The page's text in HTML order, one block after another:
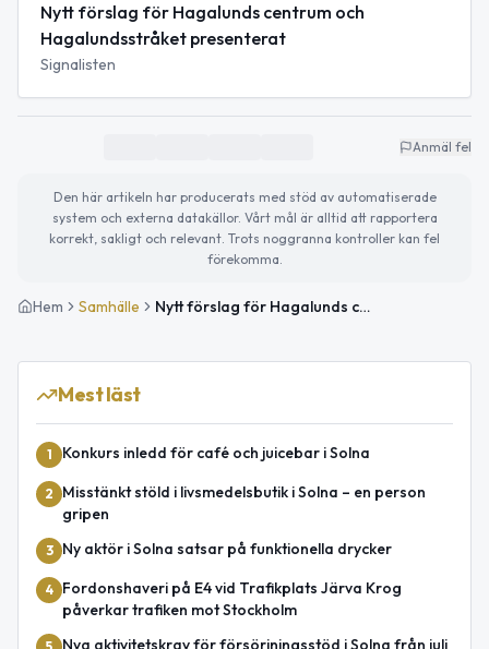
Nytt förslag för Hagalunds centrum och
Hagalundsstråket presenterat
Signalisten
Anmäl fel
Den här artikeln har producerats med stöd av automatiserade
system och externa datakällor. Vårt mål är alltid att rapportera
korrekt, sakligt och relevant. Trots noggranna kontroller kan fel
förekomma.
Hem Samhälle Nytt förslag för Hagalunds centrum och Hagalundsstråket
Mest läst
1 Konkurs inledd för café och juicebar i Solna
2
Misstänkt stöld i livsmedelsbutik i Solna – en person
gripen
3 Ny aktör i Solna satsar på funktionella drycker
4
Fordonshaveri på E4 vid Trafikplats Järva Krog
påverkar trafiken mot Stockholm
Nya aktivitetskrav för försörjningsstöd i Solna från juli